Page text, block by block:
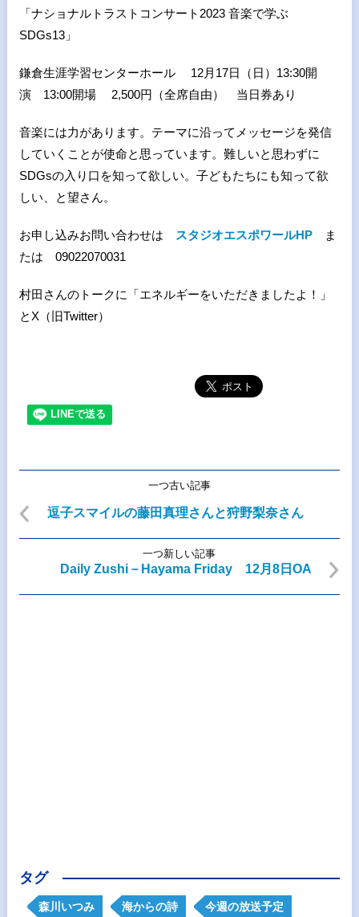
「ナショナルトラストコンサート2023 音楽で学ぶ
SDGs13」
鎌倉生涯学習センターホール 12月17日（日）13:30開
演 13:00開場 2,500円（全席自由） 当日券あり
音楽には力があります。テーマに沿ってメッセージを発信
していくことが使命と思っています。難しいと思わずに
SDGsの入り口を知って欲しい。子どもたちにも知って欲
しい、と望さん。
お申し込みお問い合わせは スタジオエスポワールHPま
たは 09022070031
村田さんのトークに「エネルギーをいただきましたよ！」
とX（旧Twitter）
一つ古い記事
逗子スマイルの藤田真理さんと狩野梨奈さん
一つ新しい記事
Daily Zushi－Hayama Friday 12月8日OA
タグ
森川いつみ 海からの詩 今週の放送予定